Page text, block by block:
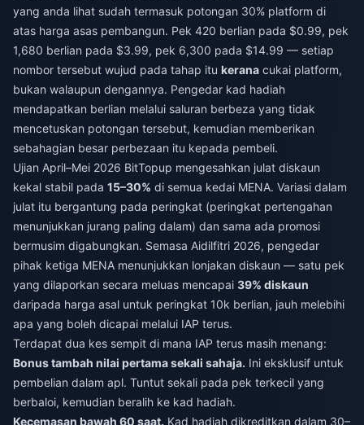
yang anda lihat sudah termasuk potongan 30% platform di
atas harga asas pembangun. Pek 420 berlian pada $0.99, pek
1,680 berlian pada $3.99, pek 6,300 pada $14.99 — setiap
nombor tersebut wujud pada tahap itu kerana cukai platform,
bukan walaupun dengannya. Pengedar kad hadiah
mendapatkan berlian melalui saluran berbeza yang tidak
mencetuskan potongan tersebut, kemudian memberikan
sebahagian besar perbezaan itu kepada pembeli.
Ujian April–Mei 2026 BitTopup mengesahkan julat diskaun
kekal stabil pada 15–30% di semua kedai MENA. Variasi dalam
julat itu bergantung pada peringkat (peringkat pertengahan
menunjukkan jurang paling dalam) dan sama ada promosi
bermusim digabungkan. Semasa Aidilfitri 2026, pengedar
pihak ketiga MENA menunjukkan lonjakan diskaun — satu pek
yang dilaporkan secara meluas mencapai 39% diskaun
daripada harga asal untuk peringkat 10k berlian, jauh melebihi
apa yang boleh dicapai melalui IAP terus.
Terdapat dua kes sempit di mana IAP terus masih menang:
Bonus tambah nilai pertama sekali sahaja. Ini eksklusif untuk
pembelian dalam apl. Tuntut sekali pada pek terkecil yang
berbaloi, kemudian beralih ke kad hadiah.
Kecemasan bawah 60 saat. Kad hadiah dikreditkan dalam 30–